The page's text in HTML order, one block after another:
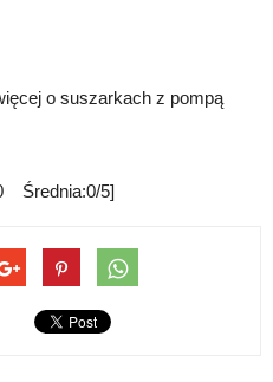
o suszarkach z pompą
Średnia:0/5]